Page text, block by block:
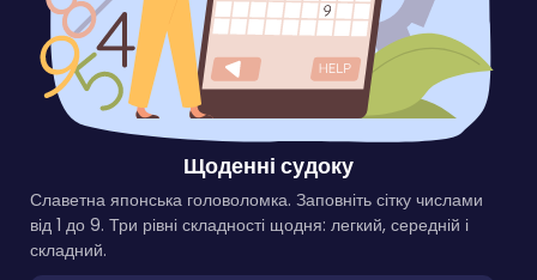
Щоденні судоку
Славетна японська головоломка. Заповніть сітку числами
від 1 до 9. Три рівні складності щодня: легкий, середній і
складний.